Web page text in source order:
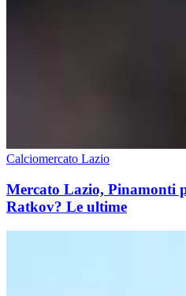
Calciomercato Lazio
Mercato Lazio, Pinamonti
Ratkov? Le ultime